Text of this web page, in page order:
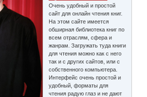
Очень удобный и простой
сайт для онлайн чтения книг.
На этом сайте имеется
обширная библиотека книг по
всем отраслям, сфера и
жанрам. Загружать туда книги
для чтения можно как с него
так и с других сайтов, или с
собственного компьютера.
Интерфейс очень простой и
удобный, форматы для
чтения радую глаз и не дают